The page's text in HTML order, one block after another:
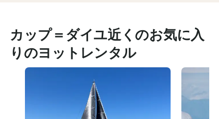
カップ＝ダイユ近くのお気に入
りのヨットレンタル